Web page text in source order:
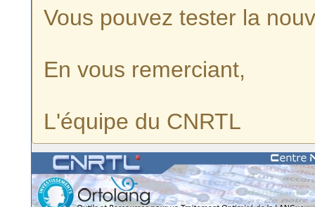
Vous pouvez tester la
En vous remerciant,
L'équipe du CNRTL